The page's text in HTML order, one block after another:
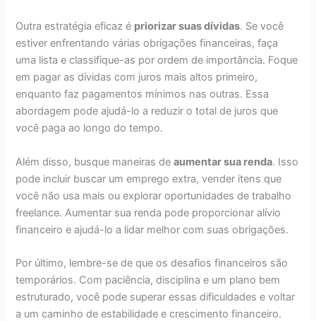
Outra estratégia eficaz é priorizar suas dívidas. Se você
estiver enfrentando várias obrigações financeiras, faça
uma lista e classifique-as por ordem de importância. Foque
em pagar as dívidas com juros mais altos primeiro,
enquanto faz pagamentos mínimos nas outras. Essa
abordagem pode ajudá-lo a reduzir o total de juros que
você paga ao longo do tempo.
Além disso, busque maneiras deaumentar sua renda. Isso
pode incluir buscar um emprego extra, vender itens que
você não usa mais ou explorar oportunidades de trabalho
freelance. Aumentar sua renda pode proporcionar alívio
financeiro e ajudá-lo a lidar melhor com suas obrigações.
Por último, lembre-se de que os desafios financeiros são
temporários. Com paciência, disciplina e um plano bem
estruturado, você pode superar essas dificuldades e voltar
a um caminho de estabilidade e crescimento financeiro.